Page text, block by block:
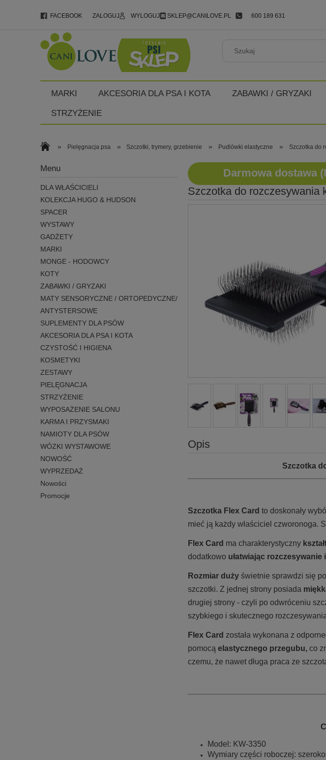
FACEBOOK 600 189 631
SKLEP@CANILOVE.PL
WYLOGUJ
ZALOGUJ
MARKI AKCESORIA DLA PSA I KOTA ZABAWKI / GRYZAKI
STRZYŻENIE
» Pielęgnacja psa » Szczotki, trymery, grzebienie » Pudlówki elastyczne » Szczotka do
Menu
DLA WŁAŚCICIELI
KOLEKCJA HUGO & HUDSON
SPACER
WYSTAWY
GADŻETY
MARKI
MONGE - HODOWCY
KOTY
ZABAWKI / GRYZAKI
MATY SENSORYCZNE / ORTOPEDYCZNE/
ANTYSTERSOWE
SUPLEMENTY DLA PSÓW
AKCESORIA DLA PSA I KOTA
CZYSTOŚĆ I HIGIENA
KOSMETYKI
ZESTAWY
PIELĘGNACJA
STRZYŻENIE
WYPOSAŻENIE SALONU
KARMA I PRZYSMAKI
NAMIOTY DLA PSÓW
WÓZKI WYSTAWOWE
NOWOŚĆ
WYPRZEDAŻ
Nowości
Promocje
Darmowa dostawa
Szczotka do rozczesywania
Opis
Szczotka
Szczotka Flex Card to doskonały
mieć ją każdy właściciel czworonoga.
Flex Card ma charakterystyczny
dodatkowo ułatwiając
Rozmiar duży świetnie sprawdzi się
szczotki. Z jednej strony posiada
drugiej strony - czyli po odwróceniu
szybkiego i skutecznego
Flex Card została wykonana z
pomocą elastycznego przegubu, co
czemu, że nawet długa praca ze
Model: KW-3350
Wymiary części roboczej: